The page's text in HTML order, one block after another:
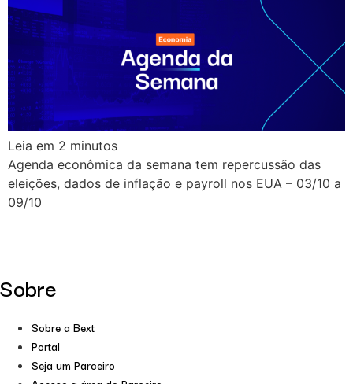
Leia em 2 minutos
Agenda econômica da semana tem repercussão das
eleições, dados de inflação e payroll nos EUA – 03/10 a
09/10
Sobre
Sobre a Bext
Portal
Seja um Parceiro